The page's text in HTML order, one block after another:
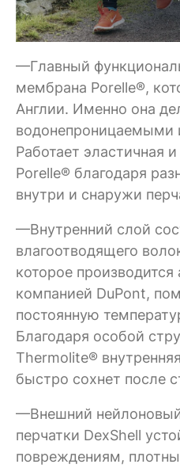
—Главный
мембрана Porelle®,
Англии. Именно она
Работает эластичная
Porelle® благодаря
внутри и снаружи
—Внутренний слой
влагоотводящего
которое
компанией DuPont,
постоянную
Благодаря особой
Thermolite®
быстро сохнет после
—Внешний
перчатки DexShell
повреждениям,